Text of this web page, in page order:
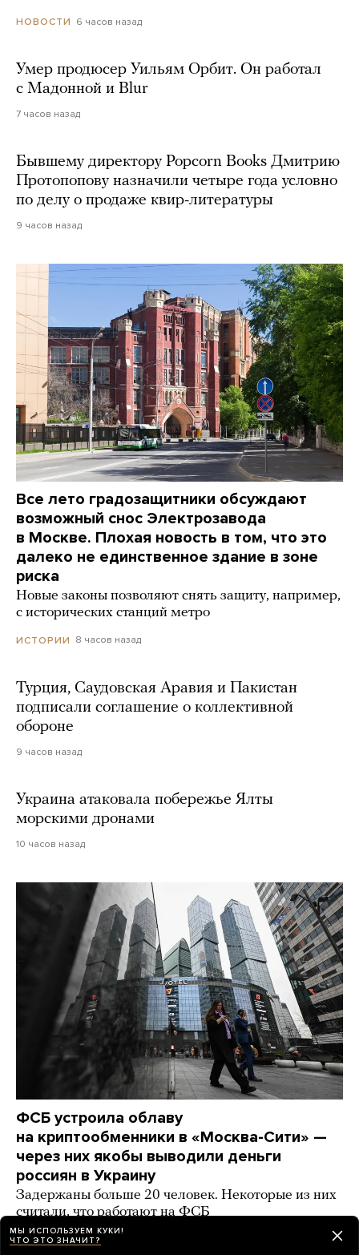
НОВОСТИ 6 часов назад
Умер продюсер Уильям Орбит. Он работал
с Мадонной и Blur
7 часов назад
Бывшему директору Popcorn Books Дмитрию
Протопопову назначили четыре года условно
по делу о продаже квир-литературы
9 часов назад
Все лето градозащитники обсуждают
возможный снос Электрозавода
в Москве. Плохая новость в том, что это
далеко не единственное здание в зоне
риска
Новые законы позволяют снять защиту, например,
с исторических станций метро
ИСТОРИИ 8 часов назад
Турция, Саудовская Аравия и Пакистан
подписали соглашение о коллективной
обороне
9 часов назад
Украина атаковала побережье Ялты
морскими дронами
10 часов назад
ФСБ устроила облаву
на криптообменники в «Москва-Сити» —
через них якобы выводили деньги
россиян в Украину
Задержаны больше 20 человек. Некоторые из них
считали, что работают на ФСБ
НОВОСТИ 9 часов назад
МЫ ИСПОЛЬЗУЕМ КУКИ!
ЧТО ЭТО ЗНАЧИТ?